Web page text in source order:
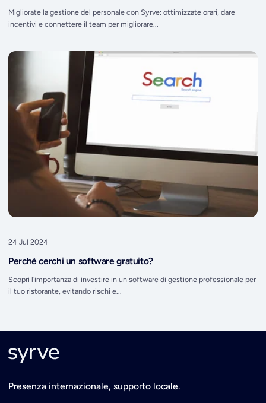
Migliorate la gestione del personale con Syrve: ottimizzate orari, dare
incentivi e connettere il team per migliorare...
24 Jul 2024
Perché cerchi un software gratuito?
Scopri l'importanza di investire in un software di gestione professionale per
il tuo ristorante, evitando rischi e...
Presenza internazionale, supporto locale.